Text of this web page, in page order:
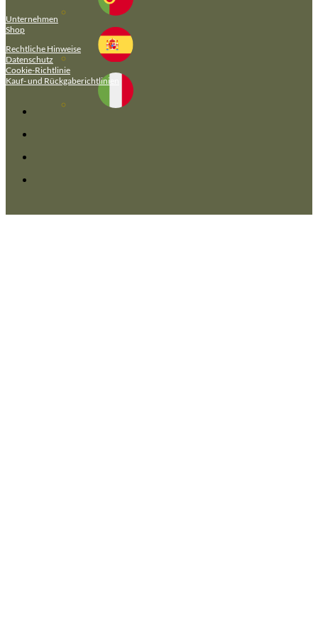
Unternehmen
Shop
Rechtliche Hinweise
Datenschutz
Cookie-Richtlinie
Kauf- und Rückgaberichtlinien